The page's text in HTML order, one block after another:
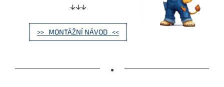
↓↓↓
>> MONTÁŽNÍ NÁVOD <<
•